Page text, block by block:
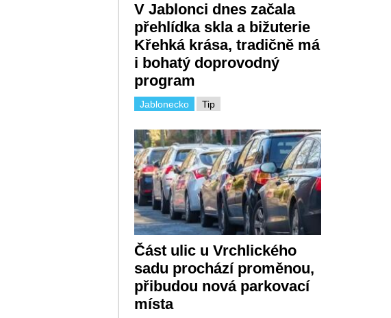
V Jablonci dnes začala
přehlídka skla a bižuterie
Křehká krása, tradičně má
i bohatý doprovodný
program
Jablonecko Tip
Část ulic u Vrchlického
sadu prochází proměnou,
přibudou nová parkovací
místa